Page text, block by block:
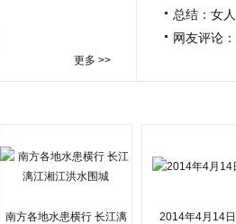
更多 >>
总结：女
网友评论
南方各地水患横行 长江漓
2014年4月14